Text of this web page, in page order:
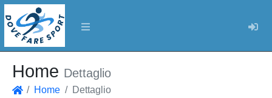
Home Dettaglio
Home Dettaglio